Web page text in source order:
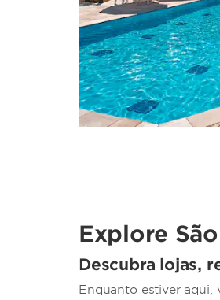
Explore
Descubra lojas,
Enquanto estiver aqui,